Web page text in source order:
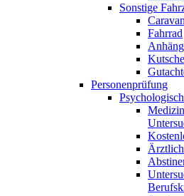
Sonstige
Fahrrad
Personenprüfung